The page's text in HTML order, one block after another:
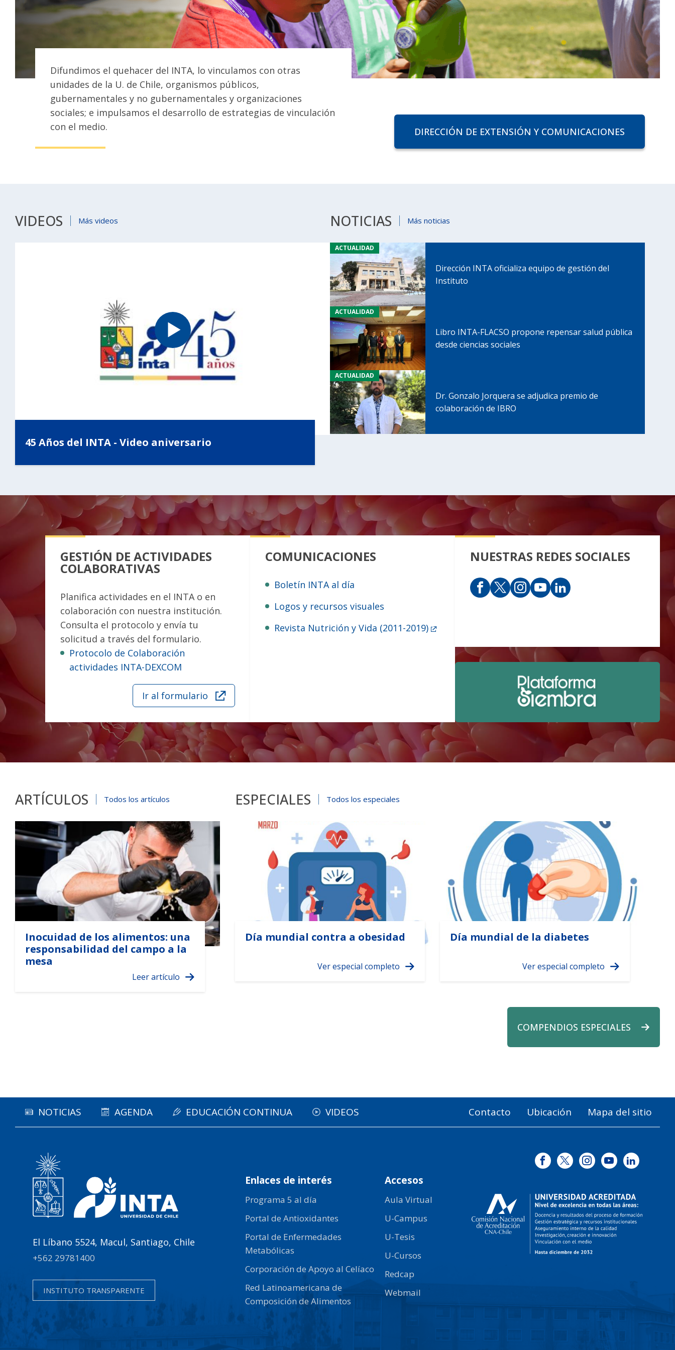
Difundimos el quehacer del INTA, lo vinculamos con otras
unidades de la U. de Chile, organismos públicos,
gubernamentales y no gubernamentales y organizaciones
sociales; e impulsamos el desarrollo de estrategias de vinculación
con el medio.
DIRECCIÓN DE EXTENSIÓN Y COMUNICACIONES
VIDEOS Más videos
45 Años del INTA - Video aniversario
NOTICIAS Más noticias
ACTUALIDAD
Dirección INTA oficializa equipo de gestión del
Instituto
ACTUALIDAD
Libro INTA-FLACSO propone repensar salud pública
desde ciencias sociales
ACTUALIDAD
Dr. Gonzalo Jorquera se adjudica premio de
colaboración de IBRO
GESTIÓN DE ACTIVIDADES
COLABORATIVAS
Planifica actividades en el INTA o en
colaboración con nuestra institución.
Consulta el protocolo y envía tu
solicitud a través del formulario.
Protocolo de Colaboración
actividades INTA-DEXCOM
Ir al formulario
COMUNICACIONES
Boletín INTA al día
Logos y recursos visuales
Revista Nutrición y Vida (2011-2019)
NUESTRAS REDES SOCIALES
ARTÍCULOS Todos los artículos
Inocuidad de los alimentos: una
responsabilidad del campo a la
mesa
ESPECIALES Todos los especiales
Día mundial contra a obesidad Día mundial de la diabetes
COMPENDIOS ESPECIALES
NOTICIAS AGENDA EDUCACIÓN CONTINUA VIDEOS Contacto Ubicación Mapa del sitio
El Líbano 5524, Macul, Santiago, Chile
+562 29781400
INSTITUTO TRANSPARENTE
Enlaces de interés
Programa 5 al día
Portal de Antioxidantes
Portal de Enfermedades
Metabólicas
Corporación de Apoyo al Celíaco
Red Latinoamericana de
Composición de Alimentos
Accesos
Aula Virtual
U-Campus
U-Tesis
U-Cursos
Redcap
Webmail